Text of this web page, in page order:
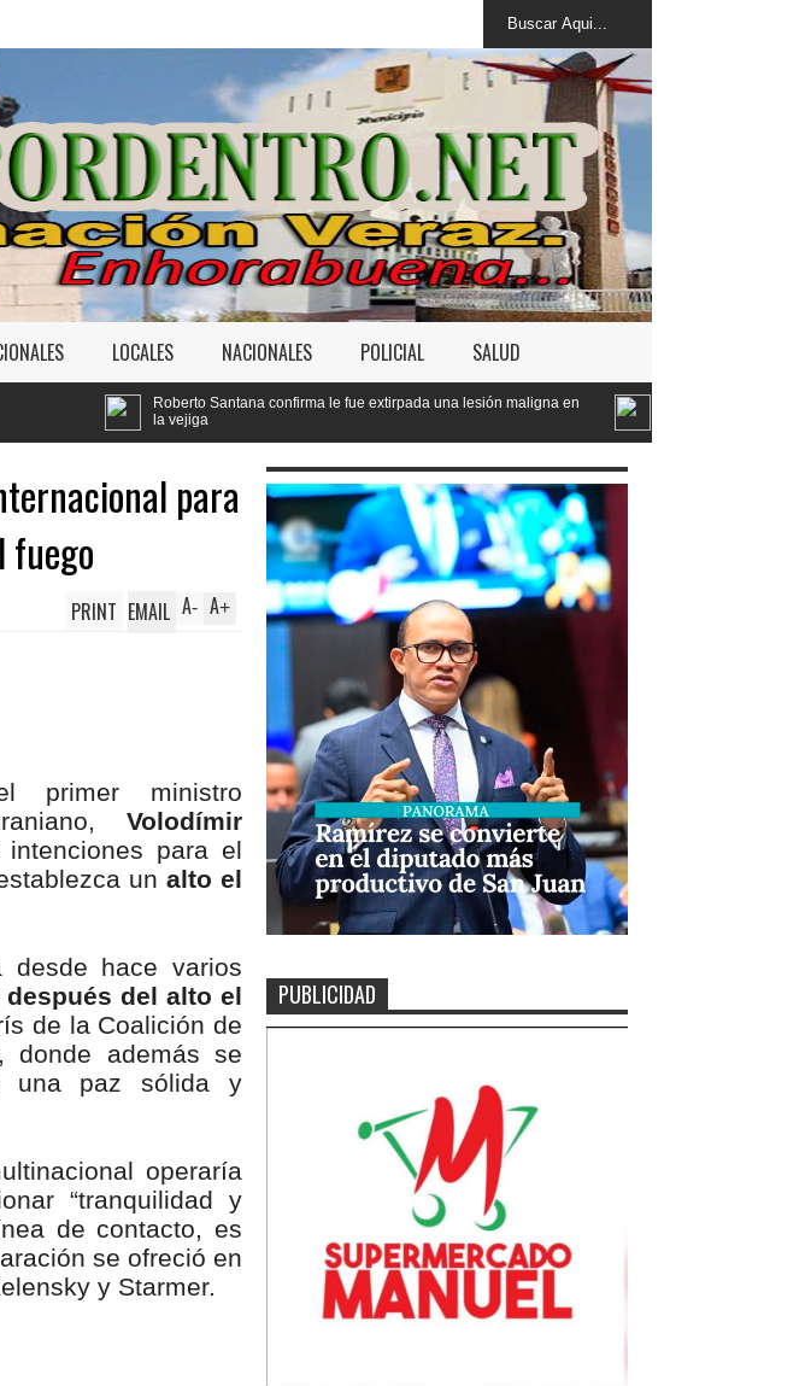
LOCALES NACIONALES POLICIAL SALUD
Santana confirma le fue extirpada una lesión maligna en
Defensa de Wander Franco apela sentencia por
para
A+
A-
PRINT EMAIL
primer ministro
Volodímir
para el
un alto el
hace varios
del alto el
de la Coalición de
donde además se
una paz sólida y
operaría
“tranquilidad y
de contacto, es
se ofreció en
y Starmer.
PUBLICIDAD